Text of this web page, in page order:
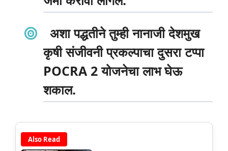
अशा पद्धतीने तुम्ही नानाजी देशमुख
कृषी संजीवनी प्रकल्पाचा दुसरा टप्पा
POCRA 2 योजनेचा लाभ घेऊ
शकाल.
Also Read